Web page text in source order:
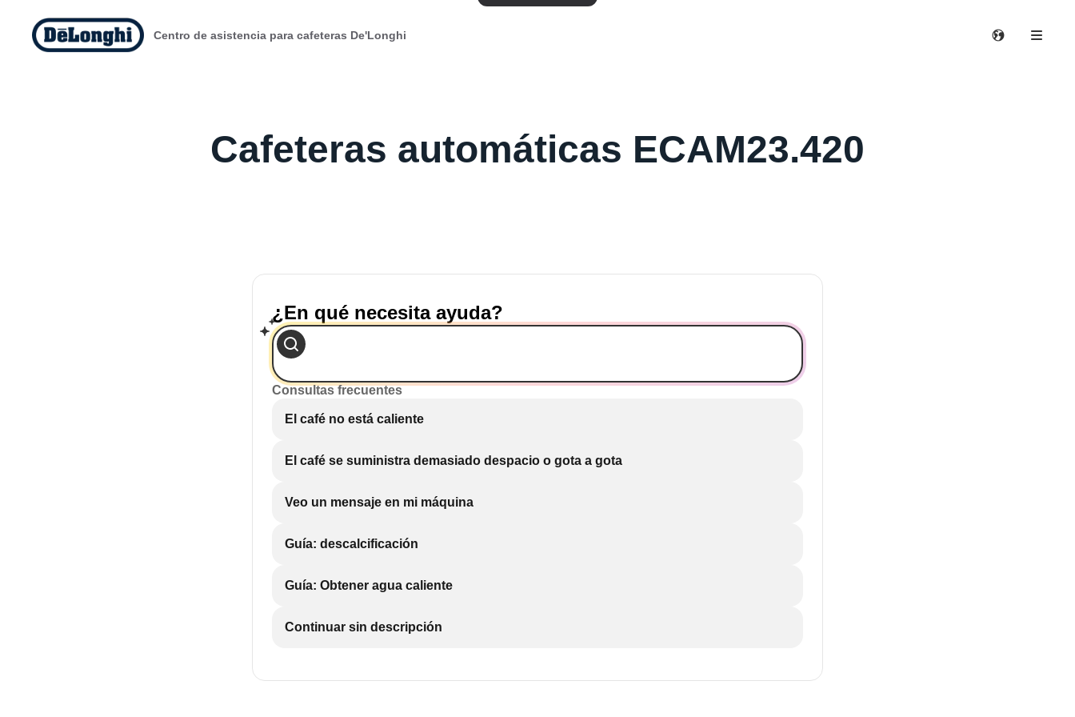
Centro de asistencia para cafeteras De'Longhi
Cafeteras automáticas ECAM23.420
¿En qué necesita ayuda?
Consultas frecuentes
El café no está caliente
El café se suministra demasiado despacio o gota a gota
Veo un mensaje en mi máquina
Guía: descalcificación
Guía: Obtener agua caliente
Continuar sin descripción